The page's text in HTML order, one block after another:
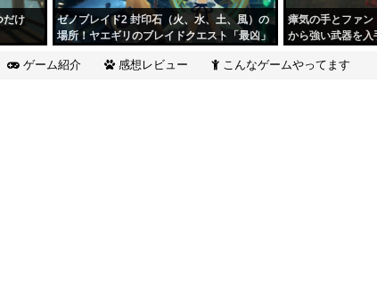
だけ
ゼノブレイド2 封印石（火、水、土、風）の
場所！ヤエギリのブレイドクエスト「最凶」
瘴気の手とファ
から強い武器を
ゲーム紹介 感想レビュー こんなゲームやってます